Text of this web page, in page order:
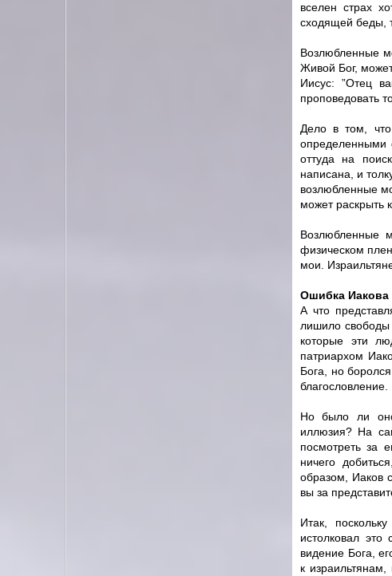
вселен страх
сходящей беды,
Возлюбленные
Живой Бог,
Иисус: ”Отец
проповедовать
Дело в том,
определенными
оттуда на
написана, и
возлюбленные
может раскрыть
Возлюбленные
физическом
мои.
Ошибка Иакова
А что
лишило
которые эти
патриархом
Бога, но
благословление.
Но было ли
иллюзия? На
посмотреть за
ничего
образом, Иаков
вы за
Итак,
истолковал это
видение Бога,
к